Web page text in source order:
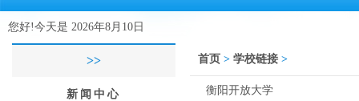
您好!今天是 2026年8月10日
>>
新闻中心
首页 > 学校链接 >
衡阳开放大学